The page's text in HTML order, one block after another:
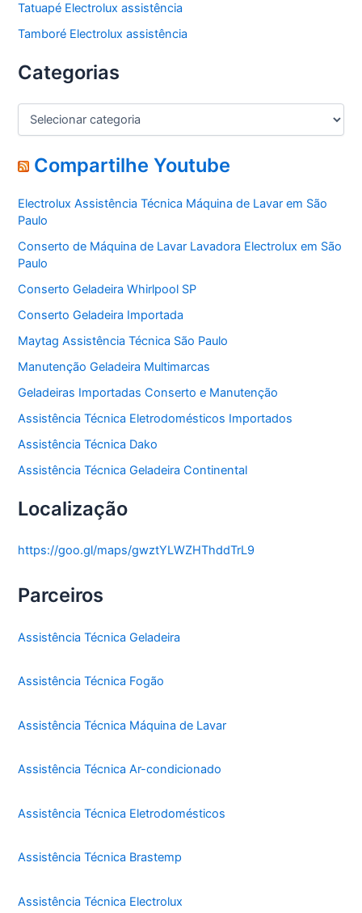
Tatuapé Electrolux assistência
Tamboré Electrolux assistência
Categorias
C
e
g
r
i
a
s
Compartilhe Youtube
Electrolux Assistência Técnica Máquina de Lavar em São
Paulo
Conserto de Máquina de Lavar Lavadora Electrolux em São
Paulo
Conserto Geladeira Whirlpool SP
Conserto Geladeira Importada
Maytag Assistência Técnica São Paulo
Manutenção Geladeira Multimarcas
Geladeiras Importadas Conserto e Manutenção
Assistência Técnica Eletrodomésticos Importados
Assistência Técnica Dako
Assistência Técnica Geladeira Continental
Localização
https://goo.gl/maps/gwztYLWZHThddTrL9
Parceiros
Assistência Técnica Geladeira
Assistência Técnica Fogão
Assistência Técnica Máquina de Lavar
Assistência Técnica Ar-condicionado
Assistência Técnica Eletrodomésticos
Assistência Técnica Brastemp
Assistência Técnica Electrolux